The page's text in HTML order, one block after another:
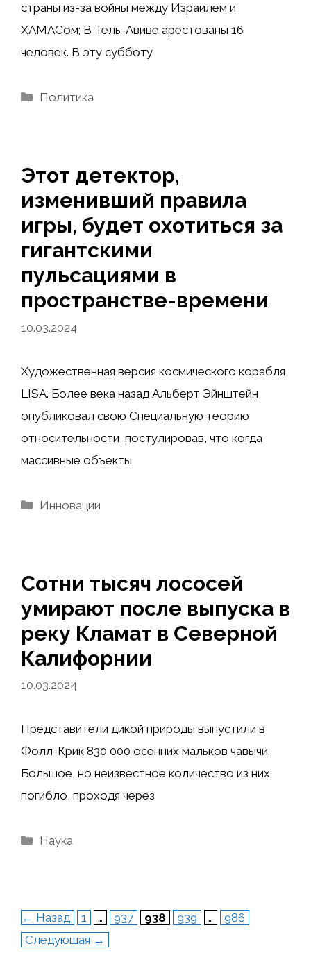
страны из-за войны между Израилем и
ХАМАСом; В Тель-Авиве арестованы 16
человек. В эту субботу
Рубрики
Политика
Этот детектор,
изменивший правила
игры, будет охотиться за
гигантскими
пульсациями в
пространстве-времени
10.03.2024
Художественная версия космического корабля
LISA. Более века назад Альберт Эйнштейн
опубликовал свою Специальную теорию
относительности, постулировав, что когда
массивные объекты
Рубрики
Инновации
Сотни тысяч лососей
умирают после выпуска в
реку Кламат в Северной
Калифорнии
10.03.2024
Представители дикой природы выпустили в
Фолл-Крик 830 000 осенних мальков чавычи.
Большое, но неизвестное количество из них
погибло, проходя через
Рубрики
Наука
← Назад Страница
1 … Страница
937 Страница
938 Страница
939 … Страница
986
Следующая →